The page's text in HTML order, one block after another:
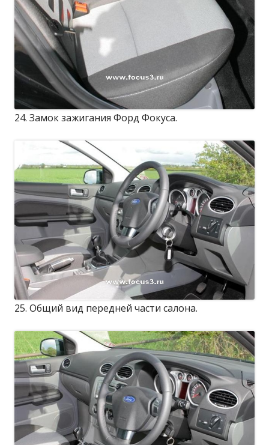
24. Замок зажигания Форд Фокуса.
25. Общий вид передней части салона.